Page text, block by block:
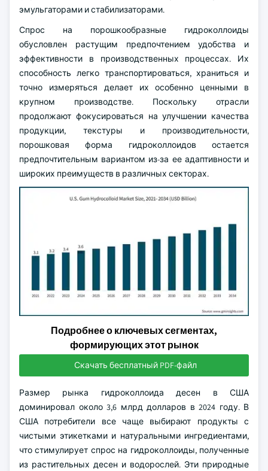
эмульгаторами и стабилизаторами.
Спрос на порошкообразные гидроколлоиды
обусловлен растущим предпочтением удобства и
эффективности в производственных процессах. Их
способность легко транспортироваться, храниться и
точно измеряться делает их особенно ценными в
крупном производстве. Поскольку отрасли
продолжают фокусироваться на улучшении качества
продукции, текстуры и производительности,
порошковая форма гидроколлоидов остается
предпочтительным вариантом из-за ее адаптивности и
широких преимуществ в различных секторах.
Подробнее о ключевых сегментах,
формирующих этот рынок
Скачать бесплатный PDF-файл
Размер рынка гидроколлоида десен в США
доминировал около 3,6 млрд долларов в 2024 году. В
США потребители все чаще выбирают продукты с
чистыми этикетками и натуральными ингредиентами,
что стимулирует спрос на гидроколлоиды, полученные
из растительных десен и водорослей. Эти природные